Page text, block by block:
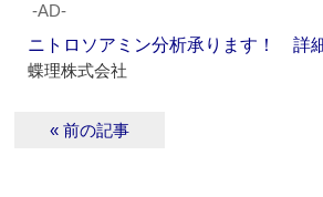
‐AD‐
ニトロソアミン分析承ります！ 詳
蝶理株式会社
« 前の記事